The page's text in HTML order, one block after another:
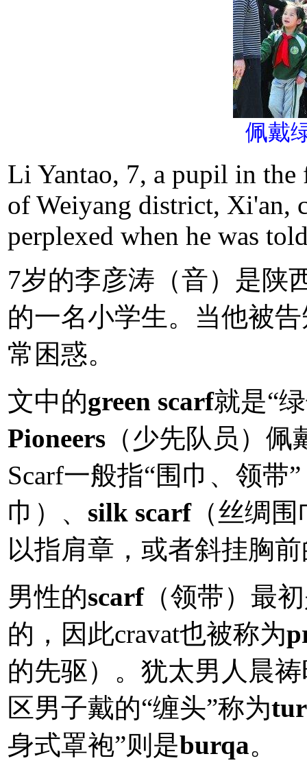
佩戴
Li Yantao, 7, a pupil in
of Weiyang district, Xi'an,
perplexed when he was
7岁的李彦涛（音）是陕
的一名小学生。当他被
常困惑。
文中的green scarf就是“
Pioneers （少先队员）
Scarf一般指“围巾、领带
巾）、 silk scarf（丝绸围
以指肩章，或者斜挂胸
男性的scarf（领带）最
的，因此cravat也被称为
的先驱）。犹太男人晨
区男子戴的“缠头”称为
身式罩袍”则是burqa。